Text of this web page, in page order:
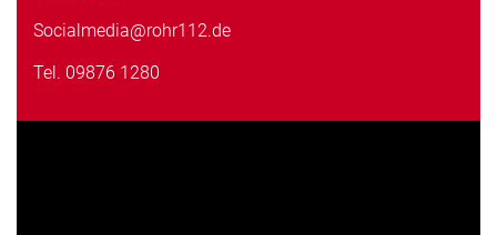
Socialmedia@rohr112.de
Tel. 09876 1280